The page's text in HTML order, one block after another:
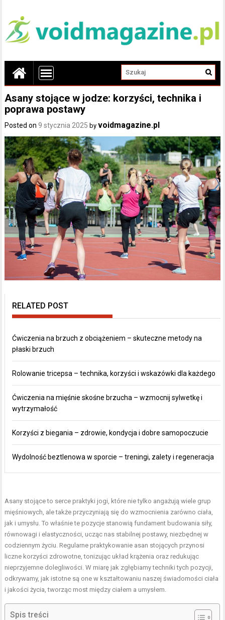
Asany stojące w jodze: korzyści, technika i
poprawa postawy
Posted on9 stycznia 2025 byvoidmagazine.pl
RELATED POST
Ćwiczenia na brzuch z obciążeniem – skuteczne metody na
płaski brzuch
Rolowanie tricepsa – technika, korzyści i wskazówki dla każdego
Ćwiczenia na mięśnie skośne brzucha – wzmocnij sylwetkę i
wytrzymałość
Korzyści z biegania – zdrowie, kondycja i dobre samopoczucie
Wydolność beztlenowa w sporcie – treningi, zalety i regeneracja
Asany stojące to serce praktyki jogi, które nie tylko angażują wiele grup
mięśniowych, ale także przyczyniają się do wzmocnienia zarówno ciała,
jak i umysłu. To właśnie te pozycje stanowią fundament budowania siły,
równowagi i elastyczności, ucząc nas stabilnej postawy, niezbędnej w
codziennym życiu. Regularne praktykowanie asan stojących przynosi
liczne korzyści zdrowotne, tonizując układ krążenia oraz redukując
nieprzyjemne dolegliwości. W miarę jak zgłębiamy techniki tych pozycji,
odkrywamy, jak istotne są one w kształtowaniu naszej świadomości ciała
i jakości życia, tworząc most między ciałem a umysłem.
Spis treści